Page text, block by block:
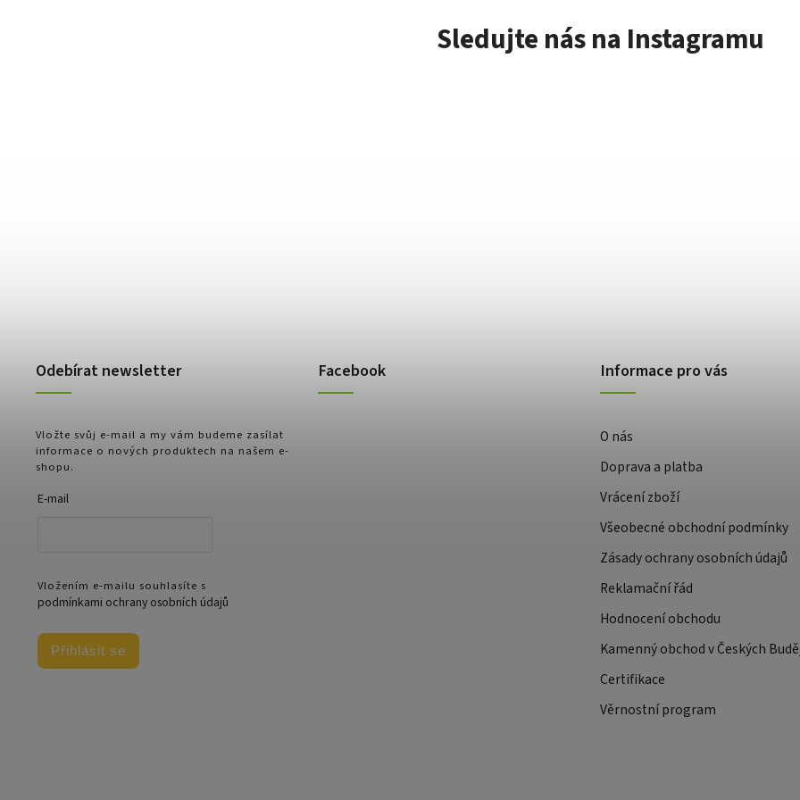
Sledujte nás na Instagramu
Odebírat newsletter
Vložte svůj e-mail a my vám budeme zasílat
informace o nových produktech na našem e-
shopu.
E-mail
Vložením e-mailu souhlasíte s
podmínkami ochrany osobních údajů
Přihlásit se
Facebook Informace pro vás
O nás
Doprava a platba
Vrácení zboží
Všeobecné obchodní podmínky
Zásady ochrany osobních údajů
Reklamační řád
Hodnocení obchodu
Kamenný obchod v Českých
Certifikace
Věrnostní program